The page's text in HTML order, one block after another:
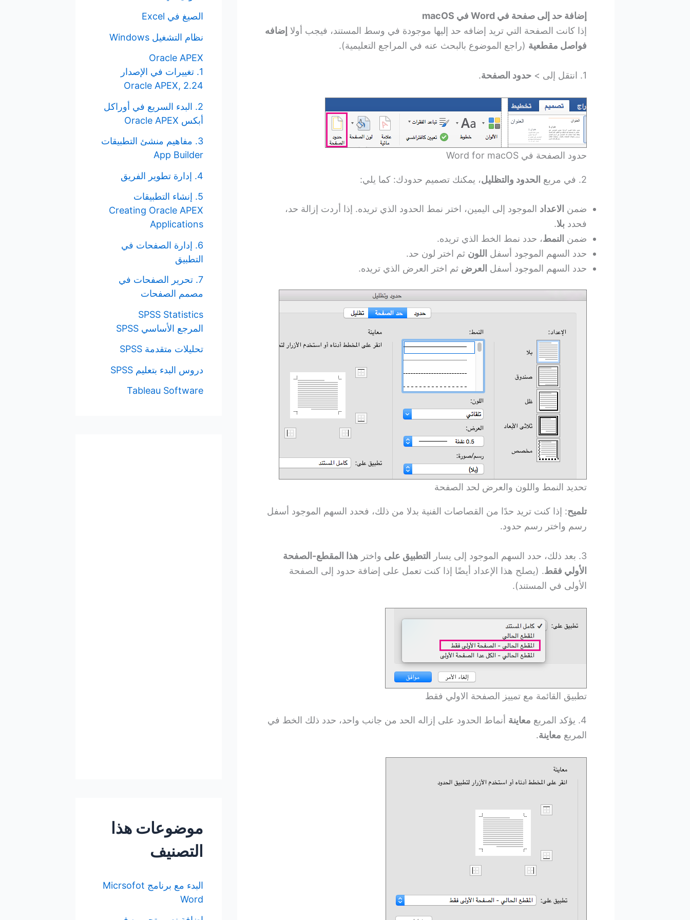
إضافة حد إلى صفحة في Word في macOS
إذا كانت الصفحة التي تريد إضافه حد إليها موجودة في وسط المستند، فيجب أولا إضافه
فواصل مقطعية (راجع الموضوع بالبحث عنه في المراجع التعليمية).
1. انتقل إلى > حدود الصفحة.
حدود الصفحة في Word for macOS
2. في مربع الحدود والتظليل، يمكنك تصميم حدودك: كما يلي:
ضمن الاعداد الموجود إلى اليمين، اختر نمط الحدود الذي تريده. إذا أردت إزالة حد،
فحدد بلا.
ضمن النمط، حدد نمط الخط الذي تريده.
حدد السهم الموجود أسفل اللون ثم اختر لون حد.
حدد السهم الموجود أسفل العرض ثم اختر العرض الذي تريده.
تحديد النمط واللون والعرض لحد الصفحة
تلميح: إذا كنت تريد حدًا من القصاصات الفنية بدلا من ذلك، فحدد السهم الموجود أسفل
رسم واختر رسم حدود.
3. بعد ذلك، حدد السهم الموجود إلى يسار التطبيق على واختر هذا المقطع-الصفحة
الأولي فقط. (يصلح هذا الإعداد أيضًا إذا كنت تعمل على إضافة حدود إلى الصفحة
الأولى في المستند).
تطبيق القائمة مع تمييز الصفحة الاولي فقط
4. يؤكد المربع معاينة أنماط الحدود على إزاله الحد من جانب واحد، حدد ذلك الخط في
المربع معاينة.
الصيغ في Excel
نظام التشغيل Windows
Oracle APEX
1. تغييرات في الإصدار
Oracle APEX, 2.24
2. البدء السريع في أوراكل
أبكس Oracle APEX
3. مفاهيم منشئ التطبيقات
App Builder
4. إدارة تطوير الفريق
5. إنشاء التطبيقات
Creating Oracle APEX
Applications
6. إدارة الصفحات في
التطبيق
7. تحرير الصفحات في
مصمم الصفحات
SPSS Statistics
المرجع الأساسي SPSS
تحليلات متقدمة SPSS
دروس البدء بتعليم SPSS
Tableau Software
موضوعات هذا
التصنيف
البدء مع برنامج Micrsofot
Word